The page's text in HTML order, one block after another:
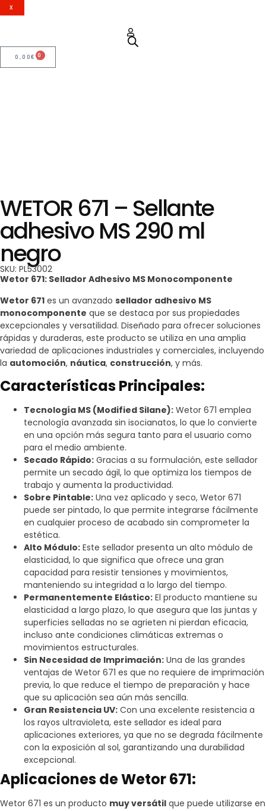
X
0,00€ 0
WETOR 671 – Sellante
adhesivo MS 290 ml
negro
SKU: PL53002
Wetor 671: Sellador Adhesivo MS Monocomponente
Wetor 671 es un avanzado sellador adhesivo MS
monocomponente que se destaca por sus propiedades
excepcionales y versatilidad. Diseñado para ofrecer soluciones
rápidas y duraderas, este producto se utiliza en una amplia
variedad de aplicaciones industriales y comerciales, incluyendo
la automoción, náutica, construcción, y más.
Características Principales:
Tecnología MS (Modified Silane): Wetor 671 emplea
tecnología avanzada sin isocianatos, lo que lo convierte
en una opción más segura tanto para el usuario como
para el medio ambiente.
Secado Rápido: Gracias a su formulación, este sellador
permite un secado ágil, lo que optimiza los tiempos de
trabajo y aumenta la productividad.
Sobre Pintable: Una vez aplicado y seco, Wetor 671
puede ser pintado, lo que permite integrarse fácilmente
en cualquier proceso de acabado sin comprometer la
estética.
Alto Módulo: Este sellador presenta un alto módulo de
elasticidad, lo que significa que ofrece una gran
capacidad para resistir tensiones y movimientos,
manteniendo su integridad a lo largo del tiempo.
Permanentemente Elástico: El producto mantiene su
elasticidad a largo plazo, lo que asegura que las juntas y
superficies selladas no se agrieten ni pierdan eficacia,
incluso ante condiciones climáticas extremas o
movimientos estructurales.
Sin Necesidad de Imprimación: Una de las grandes
ventajas de Wetor 671 es que no requiere de imprimación
previa, lo que reduce el tiempo de preparación y hace
que su aplicación sea aún más sencilla.
Gran Resistencia UV: Con una excelente resistencia a
los rayos ultravioleta, este sellador es ideal para
aplicaciones exteriores, ya que no se degrada fácilmente
con la exposición al sol, garantizando una durabilidad
excepcional.
Aplicaciones de Wetor 671:
Wetor 671 es un producto muy versátil que puede utilizarse en